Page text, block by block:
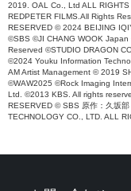
2019. OAL Co., Ltd ALL
REDPETER FILMS.All Rights
RESERVED © 2024 BEIJING
©SBS ©JI CHANG WOOK
Reserved ©STUDIO DRAGON
©2024 Youku Information
AM Artist Management © 2019
©WAW2025 ©Rock Imaging
Ltd. ©2013 KBS. All rights
RESERVED © SBS 原作：久坂
TECHNOLOGY CO., LTD. ALL